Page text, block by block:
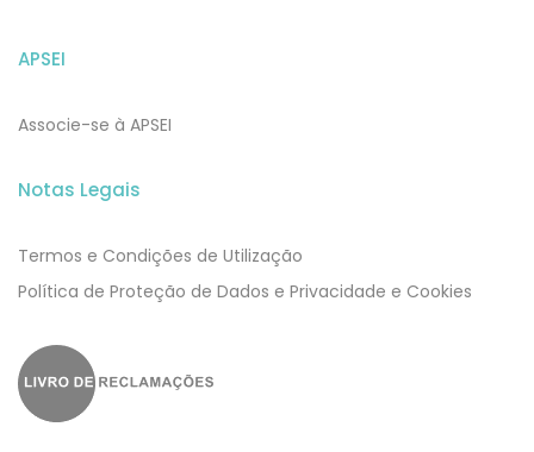
APSEI
Associe-se à APSEI
Notas Legais
Termos e Condições de Utilização
​​Política de Proteção de Dados e Privacidade e Cookies